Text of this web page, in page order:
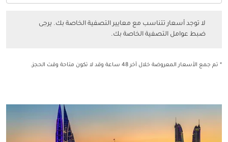
لا توجد أسعار تتناسب مع معايير التصفية الخاصة بك. يرجى
ضبط عوامل التصفية الخاصة بك.
* تم جمع الأسعار المعروضة خلال آخر 48 ساعة وقد لا تكون متاحة وقت الحجز.